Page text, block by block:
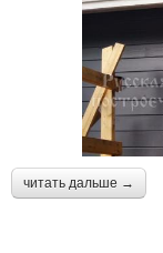
читать дальше →